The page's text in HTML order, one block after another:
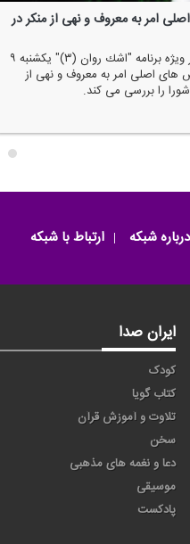
امر به معروف و نهی از منكر در
رادیو اقتصاد در ویژه برنامه "اشك روان (۳)" یكشنبه ۹
های اصلی امر به معروف و نهی از
را بررسی می كند.
درباره شبکه ارتباط با شبکه
ایران صدا
کودک
کتاب گویا
تلاوت و آموزش قرآن
سخن
دعا و نغمه های مذهبی
موسیقی
پادکست